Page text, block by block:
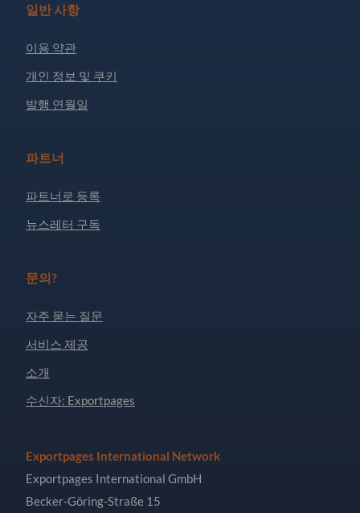
일반 사항
이용 약관
개인 정보 및 쿠키
발행 연월일
파트너
파트너로 등록
뉴스레터 구독
문의?
자주 묻는 질문
서비스 제공
소개
수신자: Exportpages
Exportpages International Network
Exportpages International GmbH
Becker-Göring-Straße 15